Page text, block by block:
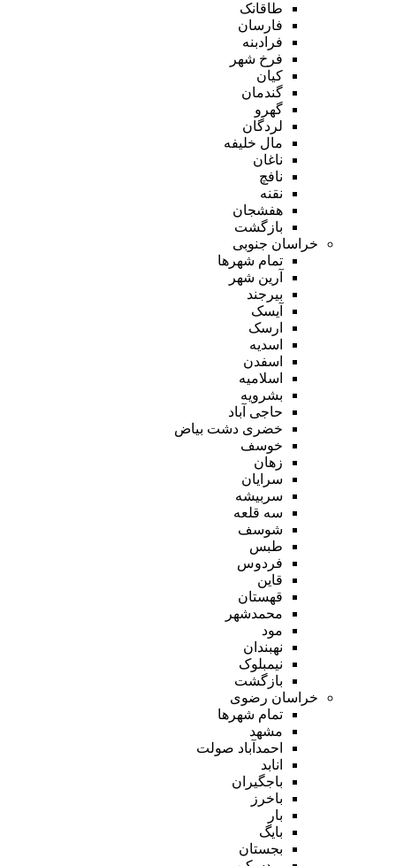
طاقانک
فارسان
فرادبنه
فرخ شهر
کیان
گندمان
گهرو
لردگان
مال خلیفه
ناغان
نافچ
نقنه
هفشجان
بازگشت
خراسان جنوبی
تمام شهر‌ها
آرین شهر
بیرجند
آیسک
ارسک
اسدیه
اسفدن
اسلامیه
بشرویه
حاجی آباد
خضری دشت بیاض
خوسف
زهان
سرایان
سربیشه
سه قلعه
شوسف
طبس
فردوس
قاین
قهستان
محمدشهر
مود
نهبندان
نیمبلوک
بازگشت
خراسان رضوی
تمام شهر‌ها
مشهد
احمدآباد صولت
انابد
باجگیران
باخرز
بار
بایگ
بجستان